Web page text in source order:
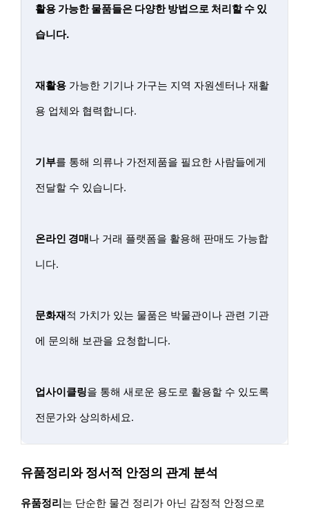
활용 가능한 물품들은 다양한 방법으로 처리할 수 있
습니다.
재활용 가능한 기기나 가구는 지역 자원센터나 재활
용 업체와 협력합니다.
기부를 통해 의류나 가전제품을 필요한 사람들에게
전달할 수 있습니다.
온라인 경매나 거래 플랫폼을 활용해 판매도 가능합
니다.
문화재적 가치가 있는 물품은 박물관이나 관련 기관
에 문의해 보관을 요청합니다.
업사이클링을 통해 새로운 용도로 활용할 수 있도록
전문가와 상의하세요.
유품정리와 정서적 안정의 관계 분석
유품정리는 단순한 물건 정리가 아닌 감정적 안정으로